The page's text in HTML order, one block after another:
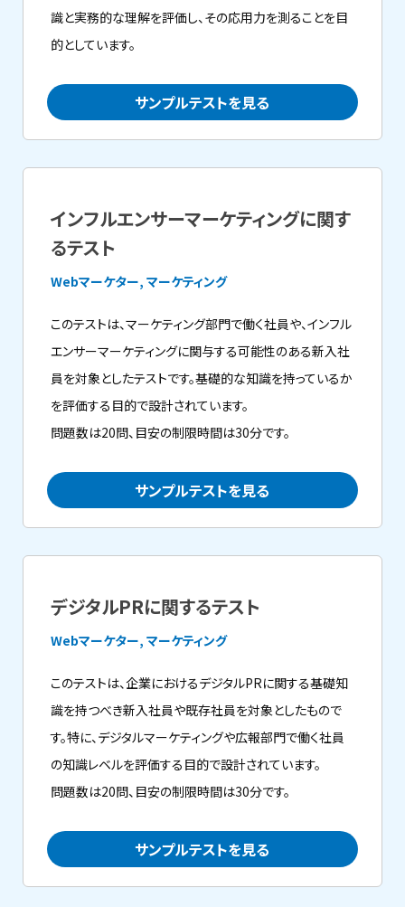
識と実務的な理解を評価し、その応用力を測ることを目
的としています。
サンプルテストを見る
インフルエンサーマーケティングに関す
るテスト
Webマーケター, マーケティング
このテストは、マーケティング部門で働く社員や、インフル
エンサーマーケティングに関与する可能性のある新入社
員を対象としたテストです。基礎的な知識を持っているか
を評価する目的で設計されています。
問題数は20問、目安の制限時間は30分です。
サンプルテストを見る
デジタルPRに関するテスト
Webマーケター, マーケティング
このテストは、企業におけるデジタルPRに関する基礎知
識を持つべき新入社員や既存社員を対象としたもので
す。特に、デジタルマーケティングや広報部門で働く社員
の知識レベルを評価する目的で設計されています。
問題数は20問、目安の制限時間は30分です。
サンプルテストを見る